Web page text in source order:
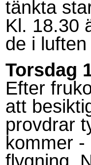
tänkta
Kl. 18.30
de i
Torsdag
Efter
att
provdrar
kommer